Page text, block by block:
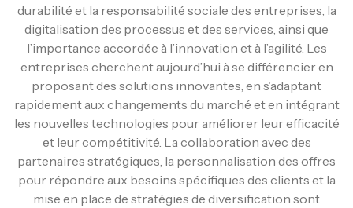
durabilité et la responsabilité sociale des entreprises, la
digitalisation des processus et des services, ainsi que
l’importance accordée à l’innovation et à l’agilité. Les
entreprises cherchent aujourd’hui à se différencier en
proposant des solutions innovantes, en s’adaptant
rapidement aux changements du marché et en intégrant
les nouvelles technologies pour améliorer leur efficacité
et leur compétitivité. La collaboration avec des
partenaires stratégiques, la personnalisation des offres
pour répondre aux besoins spécifiques des clients et la
mise en place de stratégies de diversification sont